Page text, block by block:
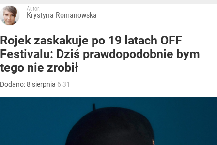
Autor:
Krystyna Romanowska
Rojek zaskakuje po 19 latach OFF
Festivalu: Dziś prawdopodobnie bym
tego nie zrobił
Dodano:8 sierpnia 6:31